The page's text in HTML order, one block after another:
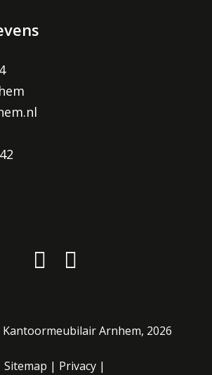
Kantoormeubilair Arnhem, 2026
Sitemap | Privacy |